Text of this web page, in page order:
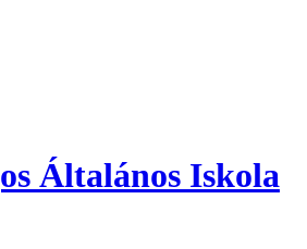
Általános Iskola